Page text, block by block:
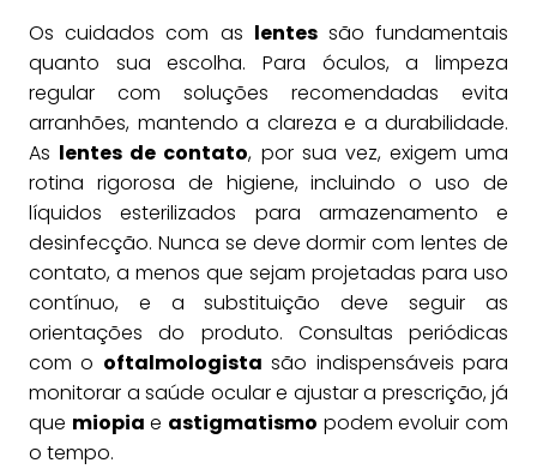
Os cuidados com as lentessão fundamentais
quanto sua escolha. Para óculos, a limpeza
regular com soluções recomendadas evita
arranhões, mantendo a clareza e a durabilidade.
As lentes de contato, por sua vez, exigem uma
rotina rigorosa de higiene, incluindo o uso de
líquidos esterilizados para armazenamento e
desinfecção. Nunca se deve dormir com lentes de
contato, a menos que sejam projetadas para uso
contínuo, e a substituição deve seguir as
orientações do produto. Consultas periódicas
com o oftalmologista são indispensáveis para
monitorar a saúde ocular e ajustar a prescrição, já
que miopia e astigmatismo podem evoluir com
o tempo.